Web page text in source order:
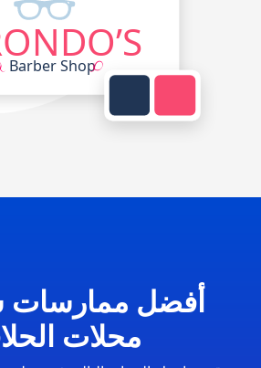
أفضل ممارسات
محلات